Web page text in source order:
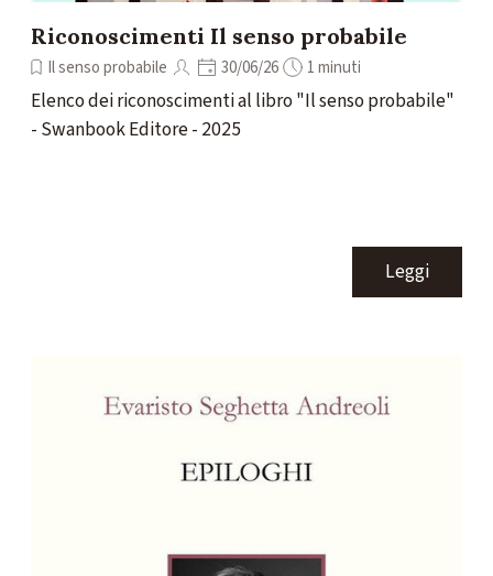
Riconoscimenti Il senso probabile
Il senso probabile 30/06/26 1 minuti
Elenco dei riconoscimenti al libro "Il senso probabile"
- Swanbook Editore - 2025
Leggi